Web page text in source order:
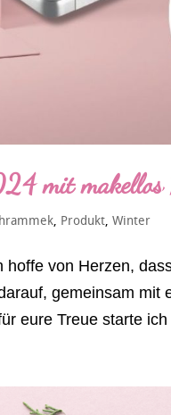
mit makellos
Produkt ,Winter
von Herzen,
gemeinsam mit
eure Treue starte ich